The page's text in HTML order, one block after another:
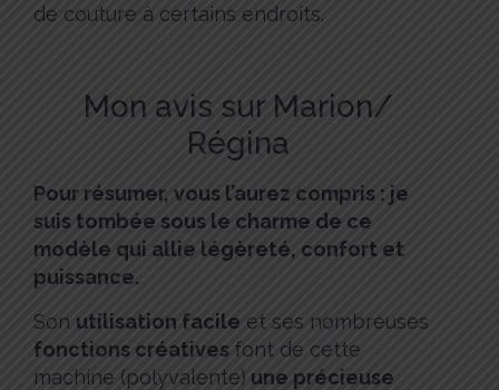
de couture à certains endroits.
Mon avis sur Marion/
Régina
Pour résumer, vous l’aurez compris : je
suis tombée sous le charme de ce
modèle qui allie légèreté, confort et
puissance.
Son utilisation facile et ses nombreuses
fonctions créatives font de cette
machine (polyvalente) une précieuse